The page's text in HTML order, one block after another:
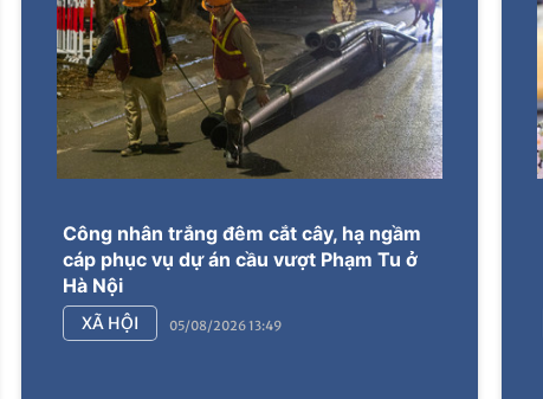
Công nhân trắng đêm cắt cây, hạ ngầm
cáp phục vụ dự án cầu vượt Phạm Tu ở
Hà Nội
XÃ HỘI 05/08/2026 13:49